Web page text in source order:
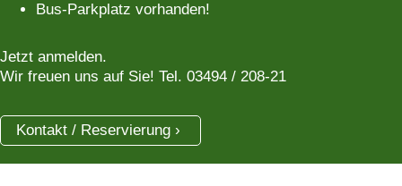
Bus-Parkplatz vorhanden!
Jetzt anmelden.
Wir freuen uns auf Sie! Tel. 03494 / 208-21
Kontakt / Reservierung